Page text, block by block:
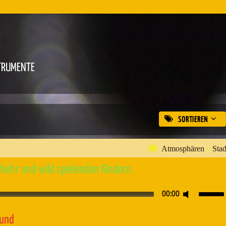
SORTIEREN
Atmosphären »
und wild spielenden Kindern.
00:00